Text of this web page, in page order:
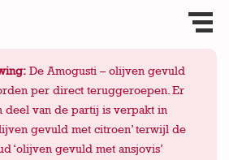
De Amogusti – olijven gevuld
per direct teruggeroepen. Er
deel van de partij is verpakt in
gevuld met citroen’ terwijl de
‘olijven gevuld met ansjovis’